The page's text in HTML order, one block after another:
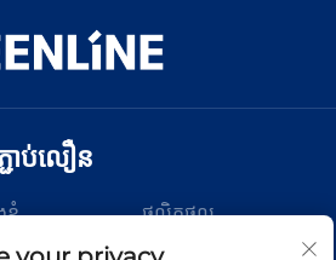
ាប់លឿន
ញុំ ផលិតផល